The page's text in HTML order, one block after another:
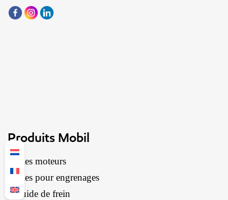
Produits Mobil
Huiles moteurs
Huiles pour engrenages
Liquide de frein